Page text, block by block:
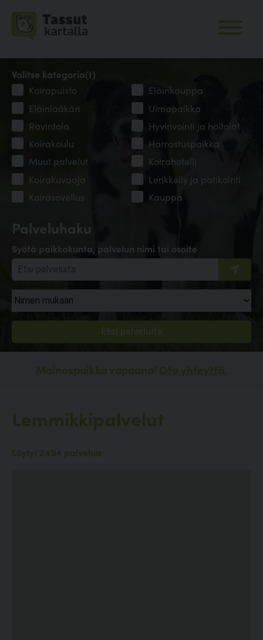
Palveluhaku
Syötä paikkakunta, palvelun nimi tai osoite
Valitse kategoria(t)
Koirapuisto
Eläinkauppa
Eläinlääkäri
Uimapaikka
Ravintola
Hyvinvointi ja hoitolat
Koirakoulu
Harrastuspaikka
Muut palvelut
Koirahotelli
Koirakuvaaja
Lenkkeily ja patikointi
Koirasovellus
Kauppa
Mainospaikka vapaana! Ota yhteyttä.
Lemmikkipalvelut
Löytyi 2494 palvelua